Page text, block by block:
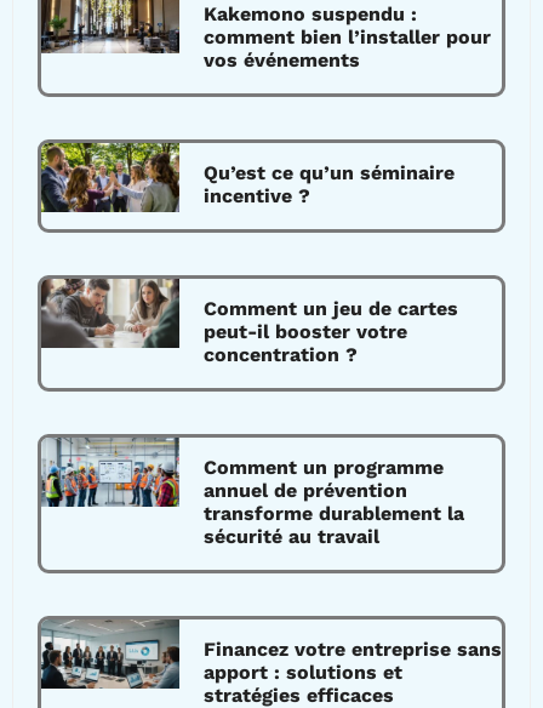
Kakemono suspendu :
comment bien l’installer pour
vos événements
Qu’est ce qu’un séminaire
incentive ?
Comment un jeu de cartes
peut-il booster votre
concentration ?
Comment un programme
annuel de prévention
transforme durablement la
sécurité au travail
Financez votre entreprise sans
apport : solutions et
stratégies efficaces